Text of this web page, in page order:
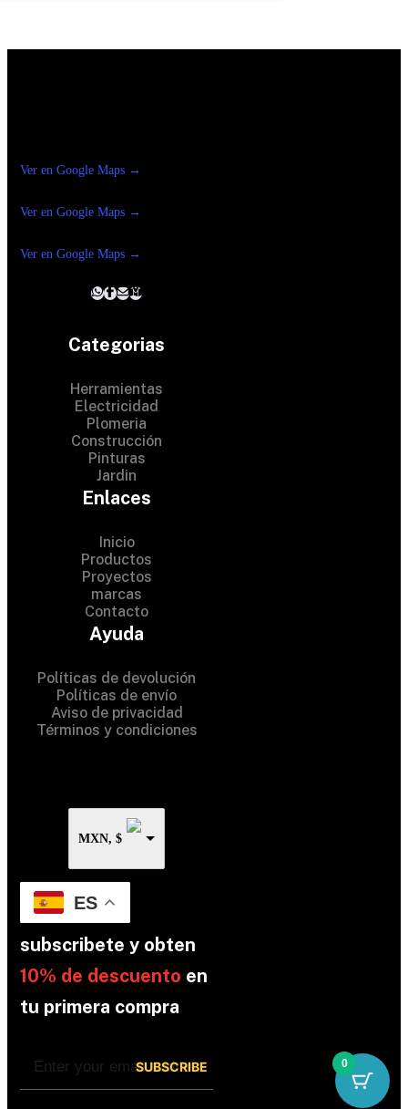
Ver en Google Maps →
Ver en Google Maps →
Ver en Google Maps →
Categorias
Herramientas
Electricidad
Plomeria
Construcción
Pinturas
Jardin
Enlaces
Inicio
Productos
Proyectos
marcas
Contacto
Ayuda
Políticas de devolución
Políticas de envío
Aviso de privacidad
Términos y condiciones
MXN, $
ES
subscribete y obten
10% de descuento en
tu primera compra
0